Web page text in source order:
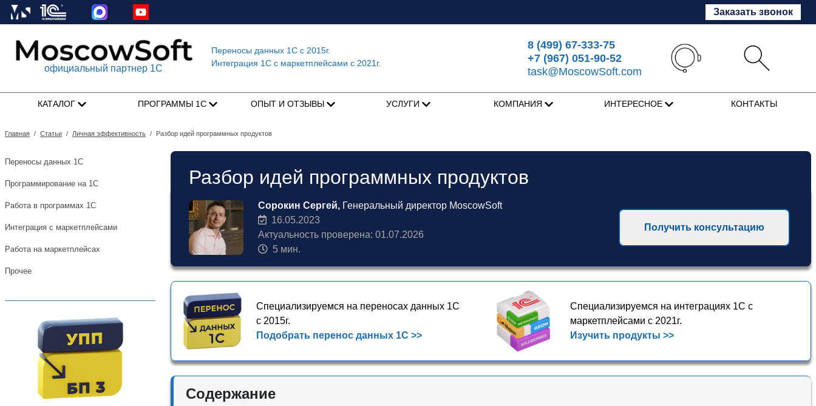
Заказать звонок
официальный партнер 1С
Переносы данных 1Сс 2015г.
Интеграция 1C с маркетплейсами с 2021г.
8 (499) 67-333-75
+7 (967) 051-90-52
task@MoscowSoft.com
КАТАЛОГ ПРОГРАММЫ 1С ОПЫТ И ОТЗЫВЫ УСЛУГИ КОМПАНИЯ ИНТЕРЕСНОЕ КОНТАКТЫ
Главная / Статьи / Личная эффективность / Разбор идей программных продуктов
Переносы данных 1С
Программирование на 1С
Работа в программах 1С
Интеграция с маркетплейсами
Работа на маркетплейсах
Прочее
Разбор идей программных продуктов
Сорокин Сергей, Генеральный директор MoscowSoft
16.05.2023
Актуальность проверена: 01.07.2026
5 мин.
Получить консультацию
Специализируемся на переносах данных 1С
с 2015г.
Подобрать перенос данных 1С >>
Специализируемся на интеграциях 1С с
маркетплейсами с 2021г.
Изучить продукты >>
Содержание